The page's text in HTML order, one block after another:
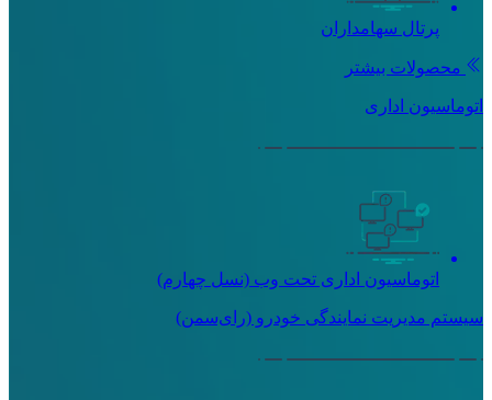
پرتال سهامداران
محصولات بیشتر
اتوماسیون اداری
اتوماسیون اداری تحت وب (نسل چهارم)
سیستم مدیریت نمایندگی خودرو (رای‌سمن)